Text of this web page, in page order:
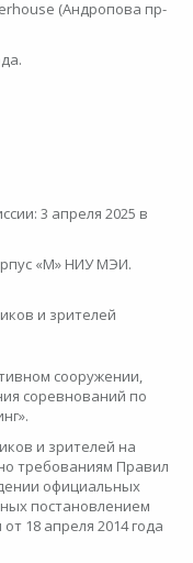
(Андропова пр-
3 апреля 2025 в
«М» НИУ МЭИ.
и зрителей
сооружении,
соревнований по
и зрителей на
требованиям Правил
официальных
постановлением
18 апреля 2014 года